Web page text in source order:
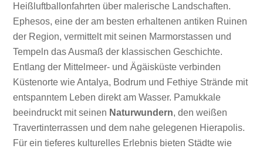
Heißluftballonfahrten über malerische Landschaften.
Ephesos, eine der am besten erhaltenen antiken Ruinen
der Region, vermittelt mit seinen Marmorstassen und
Tempeln das Ausmaß der klassischen Geschichte.
Entlang der Mittelmeer- und Ägäisküste verbinden
Küstenorte wie Antalya, Bodrum und Fethiye Strände mit
entspanntem Leben direkt am Wasser. Pamukkale
beeindruckt mit seinen Naturwundern, den weißen
Travertinterrassen und dem nahe gelegenen Hierapolis.
Für ein tieferes kulturelles Erlebnis bieten Städte wie